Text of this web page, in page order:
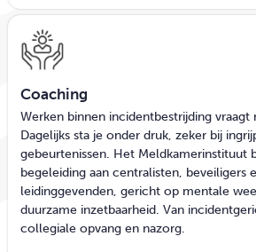
Coaching
Werken binnen incidentbestrijding vraagt
Dagelijks sta je onder druk, zeker bij
gebeurtenissen. Het Meldkamerinstituut
begeleiding aan centralisten, beveiligers
leidinggevenden, gericht op mentale
duurzame inzetbaarheid. Van
collegiale opvang en nazorg.